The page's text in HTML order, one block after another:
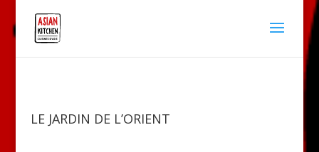
LE JARDIN DE L’ORIENT